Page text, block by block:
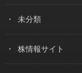
未分類
株情報サイト